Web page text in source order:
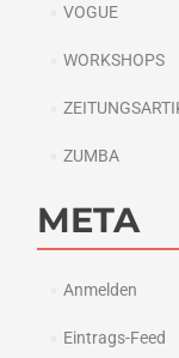
VOGUE
WORKSHOPS
ZUMBA
META
Anmelden
Eintrags-Feed